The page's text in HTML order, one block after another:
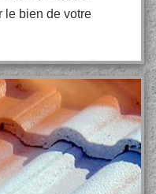
le bien de votre